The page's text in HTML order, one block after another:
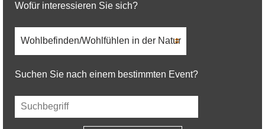
Wofür interessieren Sie sich?
Kategorie
Suchen Sie nach einem bestimmten Event?
Feld-
Filter